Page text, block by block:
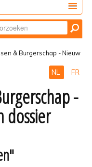
& Burgerschap - Nieuw
NL FR
-
dossier